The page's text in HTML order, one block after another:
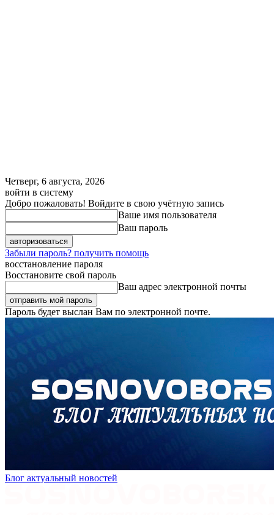
Четверг, 6 августа, 2026
войти в систему
Добро пожаловать! Войдите в свою учётную запись
Ваше имя пользователя
Ваш пароль
Забыли пароль? получить помощь
восстановление пароля
Восстановите свой пароль
Ваш адрес электронной почты
Пароль будет выслан Вам по электронной почте.
Блог актуальный новостей